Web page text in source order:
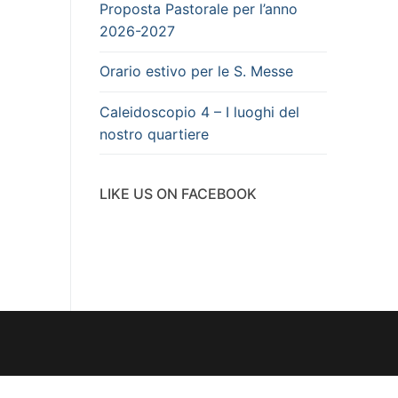
Proposta Pastorale per l’anno
2026-2027
Orario estivo per le S. Messe
Caleidoscopio 4 – I luoghi del
nostro quartiere
LIKE US ON FACEBOOK